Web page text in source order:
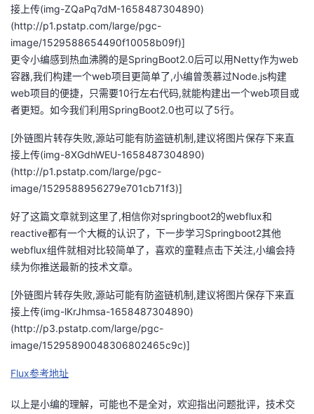
接上传(img-ZQaPq7dM-1658487304890)
(http://p1.pstatp.com/large/pgc-
image/1529588654490f10058b09f)]
更令小编感到热血沸腾的是SpringBoot2.0后可以用Netty作为web
容器,我们构建一个web项目更简单了,小编曾羡慕过Node.js构建
web项目的便捷，只需要10行左右代码,就能构建出一个web项目或
者更短。如今我们利用SpringBoot2.0也可以了5行。
[外链图片转存失败,源站可能有防盗链机制,建议将图片保存下来直
接上传(img-8XGdhWEU-1658487304890)
(http://p1.pstatp.com/large/pgc-
image/1529588956279e701cb71f3)]
好了这篇文章就到这里了,相信你对springboot2的webflux和
reactive都有一个大概的认识了，下一步学习Springboot2其他
webflux组件就相对比较简单了，喜欢的童鞋点击下关注,小编会持
续为你推送最新的技术文章。
[外链图片转存失败,源站可能有防盗链机制,建议将图片保存下来直
接上传(img-lKrJhmsa-1658487304890)
(http://p3.pstatp.com/large/pgc-
image/15295890048306802465c9c)]
Flux参考地址
以上是小编的理解，可能也不是全对，欢迎指出问题批评，技术交